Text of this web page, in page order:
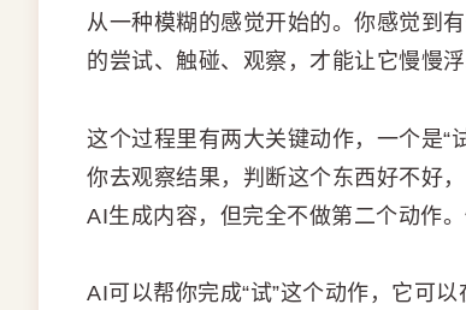
从一种模糊的感觉开始的。你感觉到
的尝试、触碰、观察，才能让它慢慢浮
这个过程里有两大关键动作，一个是“
你去观察结果，判断这个东西好不好
AI生成内容，但完全不做第二个动作
AI可以帮你完成“试”这个动作，它可